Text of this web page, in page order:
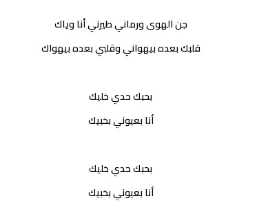
جن الهوى ورماني طيرني أنا وياك
قلبك بعده بيهواني وقلبي بعده بيهواك
بحبك حدي خليك
أنا بعيوني بخبيك
بحبك حدي خليك
أنا بعيوني بخبيك